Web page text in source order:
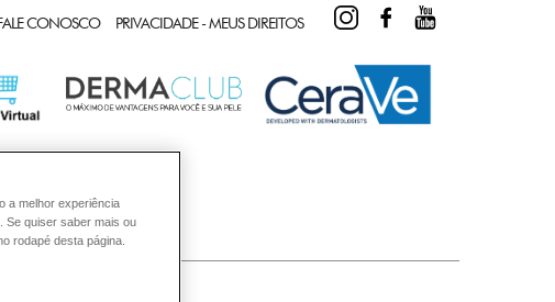
CONOSCO PRIVACIDADE - MEUS DIREITOS
INSTAGRAMFACEBOOK
a melhor experiência
quiser saber mais ou
rodapé desta página.